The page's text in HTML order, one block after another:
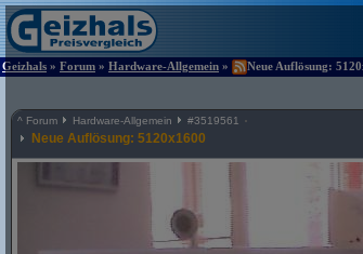
Geizhals » Forum » Hardware-Allgemein » Neue Auflösung:
^ Forum Hardware-Allgemein #3519561
Neue Auflösung: 5120x1600